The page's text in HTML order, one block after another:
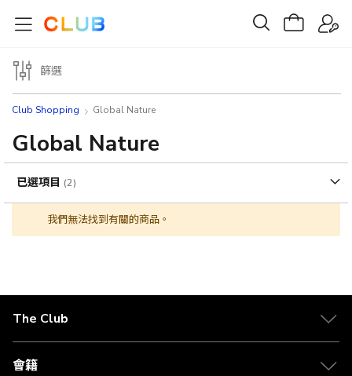
Club Shopping Global Nature
Global Nature
我們無法找到有關的商品。
篩選
已選項目
The Club
關於 The Club
合作夥伴
會籍